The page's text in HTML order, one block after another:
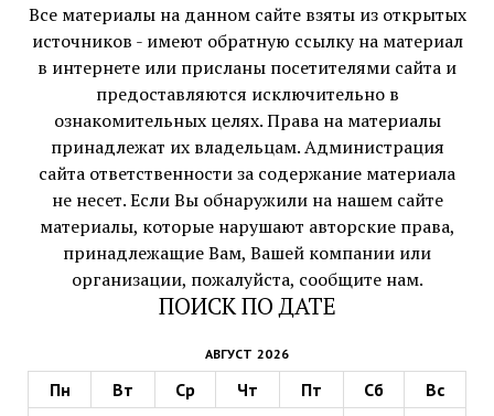
Все материалы на данном сайте взяты из открытых
источников - имеют обратную ссылку на материал
в интернете или присланы посетителями сайта и
предоставляются исключительно в
ознакомительных целях. Права на материалы
принадлежат их владельцам. Администрация
сайта ответственности за содержание материала
не несет. Если Вы обнаружили на нашем сайте
материалы, которые нарушают авторские права,
принадлежащие Вам, Вашей компании или
организации, пожалуйста, сообщите нам.
ПОИСК ПО ДАТЕ
АВГУСТ 2026
Пн Вт Ср Чт Пт Сб
Вс